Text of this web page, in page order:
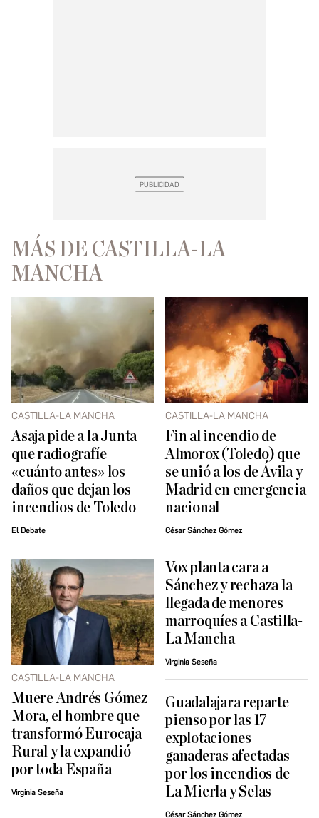
MÁS DE CASTILLA-LA
MANCHA
CASTILLA-LA MANCHA
Asaja pide a la Junta
que radiografíe
«cuánto antes» los
daños que dejan los
incendios de Toledo
El Debate
CASTILLA-LA MANCHA
Fin al incendio de
Almorox (Toledo) que
se unió a los de Ávila y
Madrid en emergencia
nacional
César Sánchez Gómez
CASTILLA-LA MANCHA
Muere Andrés Gómez
Mora, el hombre que
transformó Eurocaja
Rural y la expandió
por toda España
Virginia Seseña
Vox planta cara a
Sánchez y rechaza la
llegada de menores
marroquíes a Castilla-
La Mancha
Virginia Seseña
Guadalajara reparte
pienso por las 17
explotaciones
ganaderas afectadas
por los incendios de
La Mierla y Selas
César Sánchez Gómez